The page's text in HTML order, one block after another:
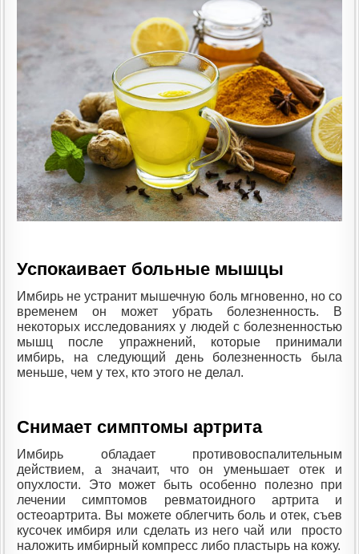
Успокаивает больные мышцы
Имбирь не устранит мышечную боль мгновенно, но со
временем он может убрать болезненность. В
некоторых исследованиях у людей с болезненностью
мышц после упражнений, которые принимали
имбирь, на следующий день болезненность была
меньше, чем у тех, кто этого не делал.
Снимает симптомы артрита
Имбирь обладает противовоспалительным
действием, а значаит, что он уменьшает отек и
опухлости. Это может быть особенно полезно при
лечении симптомов ревматоидного артрита и
остеоартрита. Вы можете облегчить боль и отек, съев
кусочек имбиря или сделать из него чай или просто
наложить имбирный компресс либо пластырь на кожу.